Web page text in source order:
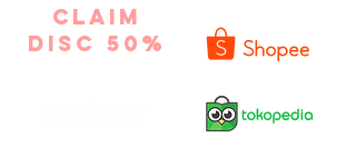
CLAIM
DISC 50%